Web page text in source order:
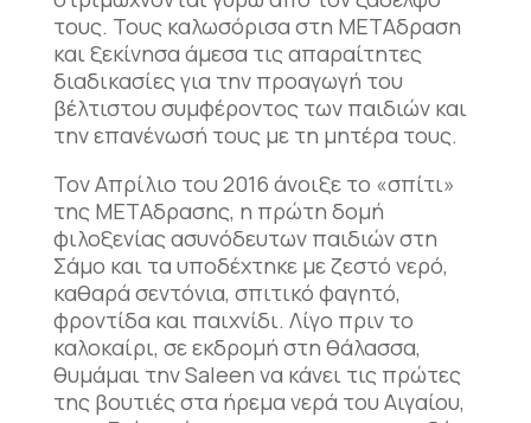
τους. Τους καλωσόρισα στη ΜΕΤΑδραση
και ξεκίνησα άμεσα τις απαραίτητες
διαδικασίες για την προαγωγή του
βέλτιστου συμφέροντος των παιδιών και
την επανένωσή τους με τη μητέρα τους.
Τον Απρίλιο του 2016 άνοιξε το «σπίτι»
της ΜΕΤΑδρασης, η πρώτη δομή
φιλοξενίας ασυνόδευτων παιδιών στη
Σάμο και τα υποδέχτηκε με ζεστό νερό,
καθαρά σεντόνια, σπιτικό φαγητό,
φροντίδα και παιχνίδι. Λίγο πριν το
καλοκαίρι, σε εκδρομή στη θάλασσα,
θυμάμαι την Saleen να κάνει τις πρώτες
της βουτιές στα ήρεμα νερά του Αιγαίου,